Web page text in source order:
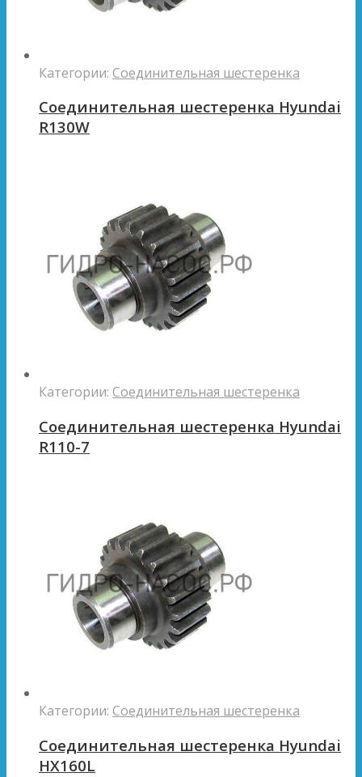
Категории: Соединительная шестеренка
Соединительная шестеренка Hyundai
R130W
Категории: Соединительная шестеренка
Соединительная шестеренка Hyundai
R110-7
Категории: Соединительная шестеренка
Соединительная шестеренка Hyundai
HX160L